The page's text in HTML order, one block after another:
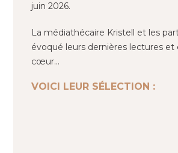
juin 2026.
La médiathécaire Kristell et les
évoqué leurs dernières lectures et
cœur…
VOICI LEUR SÉLECTION :